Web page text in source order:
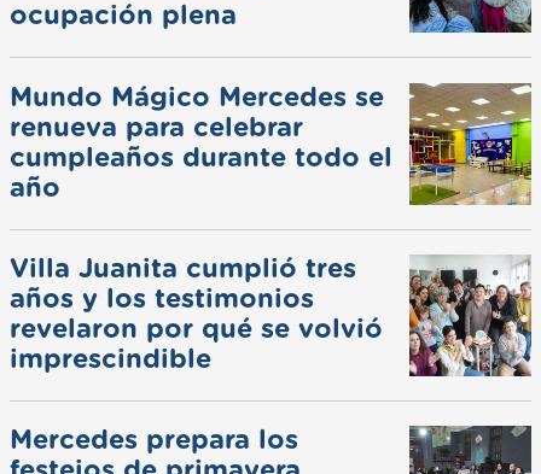
ocupación plena
Mundo Mágico Mercedes se
renueva para celebrar
cumpleaños durante todo el
año
Villa Juanita cumplió tres
años y los testimonios
revelaron por qué se volvió
imprescindible
Mercedes prepara los